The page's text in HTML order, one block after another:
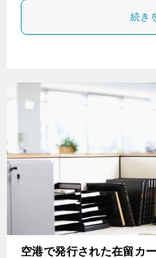
続き
空港で発行された在留カ